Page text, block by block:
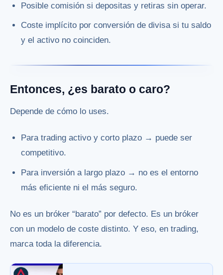
Posible comisión si depositas y retiras sin operar.
Coste implícito por conversión de divisa si tu saldo
y el activo no coinciden.
Entonces, ¿es barato o caro?
Depende de cómo lo uses.
Para trading activo y corto plazo → puede ser
competitivo.
Para inversión a largo plazo → no es el entorno
más eficiente ni el más seguro.
No es un bróker “barato” por defecto. Es un bróker
con un modelo de coste distinto. Y eso, en trading,
marca toda la diferencia.